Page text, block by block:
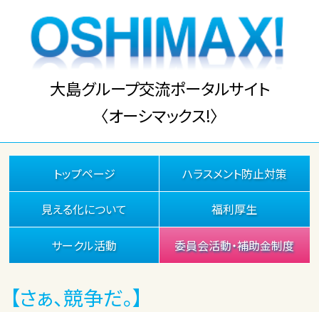
大島グループ交流ポータルサイト
〈オーシマックス!〉
トップページ ハラスメント防止対策
見える化について 福利厚生
サークル活動 委員会活動・補助金制度
【さぁ、競争だ。】